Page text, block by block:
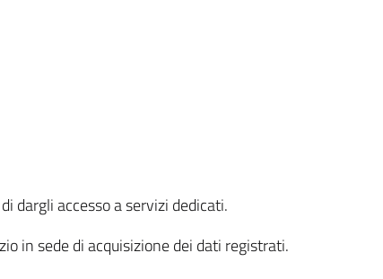
dargli accesso a servizi dedicati.
in sede di acquisizione dei dati registrati.